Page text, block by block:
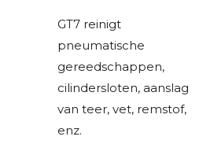
GT7 reinigt
pneumatische
gereedschappen,
cilindersloten, aanslag
van teer, vet, remstof,
enz.